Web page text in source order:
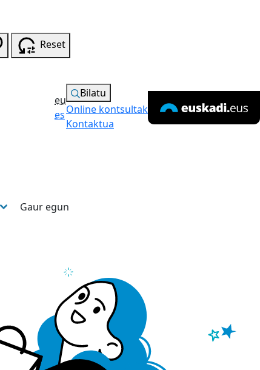
Reset
eu
es
Bilatu
Online kontsultak
Kontaktua
Gaur egun